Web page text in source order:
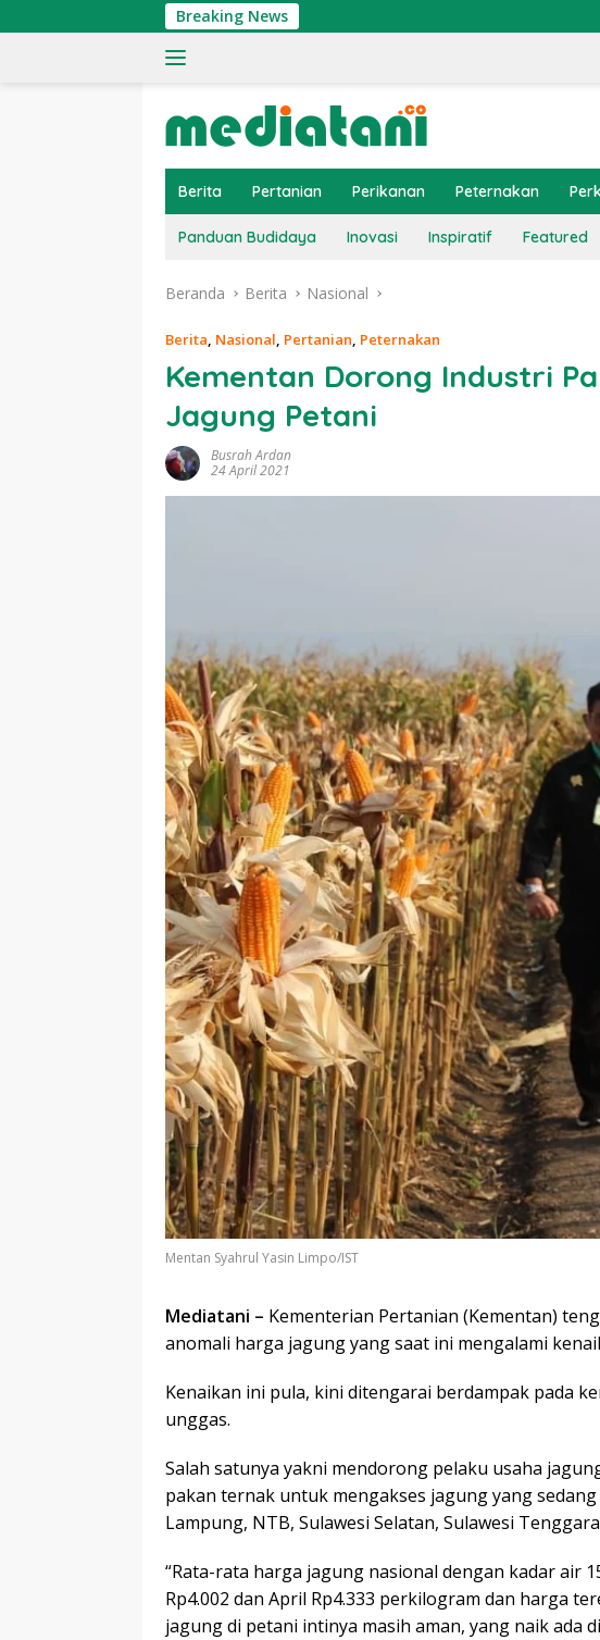
ke
Breaking News Tingkatkan
Berita Pertanian Perikanan Peternakan
Panduan Budidaya Inovasi Inspiratif Featured
Beranda Berita Nasional
Berita, Nasional, Pertanian, Peternakan
Kementan Dorong Industri
Jagung Petani
Busrah Ardan
24 April 2021
Mentan Syahrul Yasin Limpo/IST
Mediatani – Kementerian Pertanian (Kementan)
anomali harga jagung yang saat ini mengalami
Kenaikan ini pula, kini ditengarai berdampak pada
unggas.
Salah satunya yakni mendorong pelaku usaha
pakan ternak untuk mengakses jagung yang sedang
Lampung, NTB, Sulawesi Selatan, Sulawesi
“Rata-rata harga jagung nasional dengan kadar air
Rp4.002 dan April Rp4.333 perkilogram dan harga
jagung di petani intinya masih aman, yang naik ada